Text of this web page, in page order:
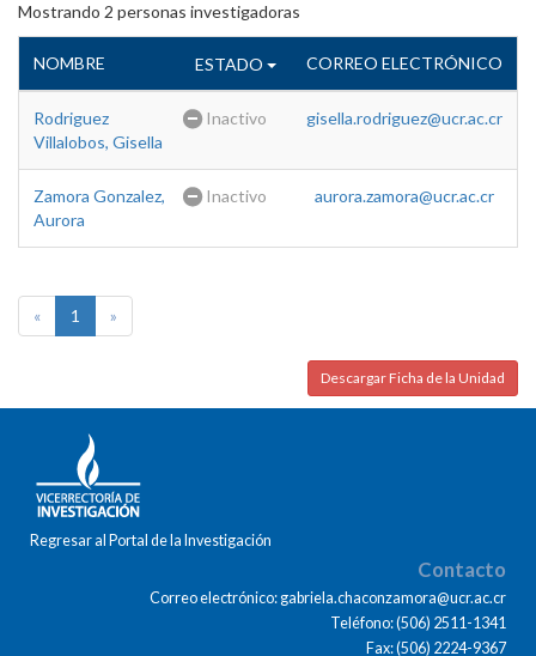
Mostrando 2 personas investigadoras
NOMBRE ESTADO CORREO ELECTRÓNICO
Rodriguez
Villalobos, Gisella
Inactivo gisella.rodriguez@ucr.ac.cr
Zamora Gonzalez,
Aurora
Inactivo aurora.zamora@ucr.ac.cr
« 1 »
Descargar Ficha de la Unidad
Regresar al Portal de la Investigación
Contacto
Correo electrónico: gabriela.chaconzamora@ucr.ac.cr
Teléfono: (506) 2511-1341
Fax: (506) 2224-9367